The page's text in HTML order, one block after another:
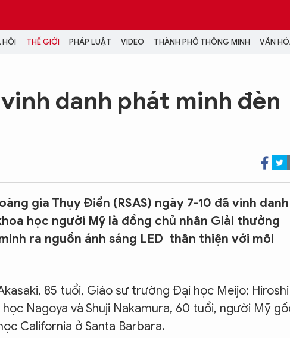
HỘI THẾ GIỚI PHÁP LUẬT VIDEO THÀNH PHỐ THÔNG MINH VĂN
SỐNG Ở HÀ NỘI
MULTIMEDIA
Podcast
Video
LỊCH VẠN SỰ
danh phát minh đèn
gia Thụy Điển (RSAS) ngày 7-10 đã vinh
học người Mỹ là đồng chủ nhân Giải thưởng
ra nguồn ánh sáng LED thân thiện với môi
85 tuổi, Giáo sư trường Đại học Meijo; Hiroshi
Nagoya và Shuji Nakamura, 60 tuổi, người Mỹ
California ở Santa Barbara.